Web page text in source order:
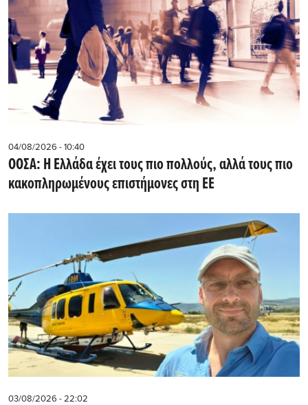
04/08/2026 - 10:40
ΟΟΣΑ: Η Ελλάδα έχει τους πιο πολλούς, αλλά τους πιο
κακοπληρωμένους επιστήμονες στη ΕΕ
03/08/2026 - 22:02